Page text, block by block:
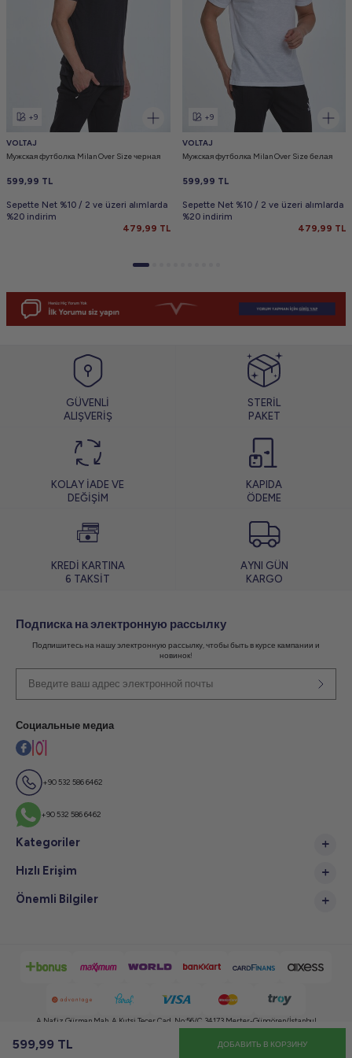
599,99 TL ДОБАВИТЬ В КОРЗИНУ
+9
VOLTAJ
Мужская футболка Milan Over Size черная
599,99 TL
Sepette Net %10 / 2 ve üzeri alımlarda
%20 indirim
479,99 TL
+9
VOLTAJ
Мужская футболка Milan Over Size белая
599,99 TL
Sepette Net %10 / 2 ve üzeri alımlarda
%20 indirim
479,99 TL
GÜVENLİ
ALIŞVERİŞ
STERİL
PAKET
KOLAY İADE VE
DEĞİŞİM
KAPIDA
ÖDEME
KREDİ KARTINA
6 TAKSİT
AYNI GÜN
KARGO
Подписка на электронную рассылку
Подпишитесь на нашу электронную рассылку, чтобы быть в курсе кампании и
новинок!
Социальные медиа
+90 532 586 6462
+90 532 586 6462
Kategoriler
Hızlı Erişim
Önemli Bilgiler
A.Nafiz Gürman Mah. A.Kutsi Tecer Cad. No:56/C 34173 Merter-Güngören/İstanbul